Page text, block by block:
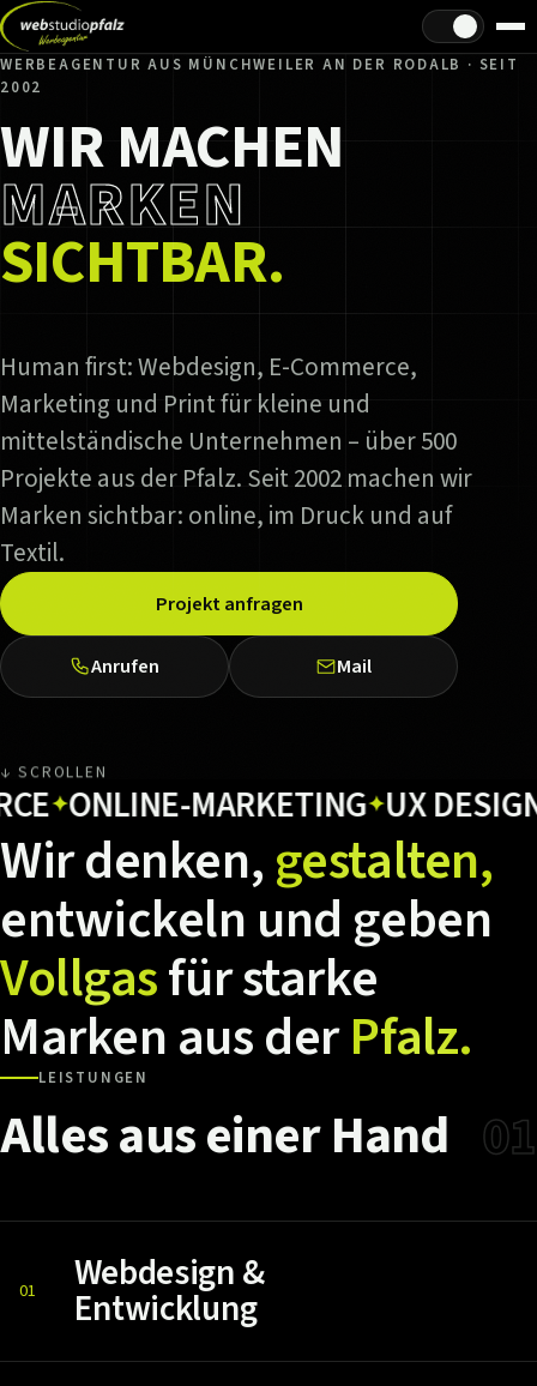
Hell/Dunkel
WERBEAGENTUR AUS MÜNCHWEILER AN DER RODALB · SEIT
2002
WIR MACHEN
MARKEN
SICHTBAR.
Human first: Webdesign, E-Commerce,
Marketing und Print für kleine und
mittelständische Unternehmen – über 500
Projekte aus der Pfalz. Seit 2002 machen wir
Marken sichtbar: online, im Druck und auf
Textil.
Projekt anfragen
Anrufen Mail
↓ SCROLLEN
ONLINE-MARKETING✦ UX DESIGN✦
Wirdenken,gestalten,
entwickeln und geben
Vollgasfürstarke
MarkenausderPfalz.
LEISTUNGEN
AllesauseinerHand 01
01 Webdesign &
Entwicklung